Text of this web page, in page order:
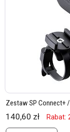
Zestaw SP Connect+
140,60 zł Rabat: